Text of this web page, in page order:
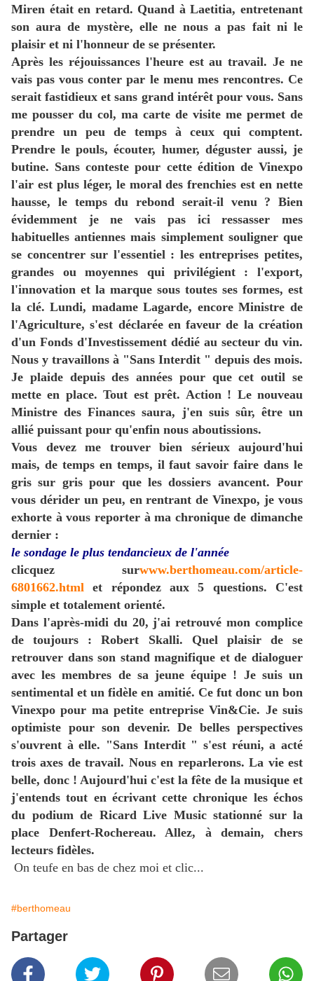
Miren était en retard. Quand à Laetitia, entretenant
son aura de mystère, elle ne nous a pas fait ni le
plaisir et ni l'honneur de se présenter.
Après les réjouissances l'heure est au travail. Je ne
vais pas vous conter par le menu mes rencontres. Ce
serait fastidieux et sans grand intérêt pour vous. Sans
me pousser du col, ma carte de visite me permet de
prendre un peu de temps à ceux qui comptent.
Prendre le pouls, écouter, humer, déguster aussi, je
butine. Sans conteste pour cette édition de Vinexpo
l'air est plus léger, le moral des frenchies est en nette
hausse, le temps du rebond serait-il venu ? Bien
évidemment je ne vais pas ici ressasser mes
habituelles antiennes mais simplement souligner que
se concentrer sur l'essentiel : les entreprises petites,
grandes ou moyennes qui privilégient : l'export,
l'innovation et la marque sous toutes ses formes, est
la clé. Lundi, madame Lagarde, encore Ministre de
l'Agriculture, s'est déclarée en faveur de la création
d'un Fonds d'Investissement dédié au secteur du vin.
Nous y travaillons à "Sans Interdit " depuis des mois.
Je plaide depuis des années pour que cet outil se
mette en place. Tout est prêt. Action ! Le nouveau
Ministre des Finances saura, j'en suis sûr, être un
allié puissant pour qu'enfin nous aboutissions.
Vous devez me trouver bien sérieux aujourd'hui
mais, de temps en temps, il faut savoir faire dans le
gris sur gris pour que les dossiers avancent. Pour
vous dérider un peu, en rentrant de Vinexpo, je vous
exhorte à vous reporter à ma chronique de dimanche
dernier :
le sondage le plus tendancieux de l'année
clicquez surwww.berthomeau.com/article-
6801662.html et répondez aux 5 questions. C'est
simple et totalement orienté.
Dans l'après-midi du 20, j'ai retrouvé mon complice
de toujours : Robert Skalli. Quel plaisir de se
retrouver dans son stand magnifique et de dialoguer
avec les membres de sa jeune équipe ! Je suis un
sentimental et un fidèle en amitié. Ce fut donc un bon
Vinexpo pour ma petite entreprise Vin&Cie. Je suis
optimiste pour son devenir. De belles perspectives
s'ouvrent à elle. "Sans Interdit " s'est réuni, a acté
trois axes de travail. Nous en reparlerons. La vie est
belle, donc ! Aujourd'hui c'est la fête de la musique et
j'entends tout en écrivant cette chronique les échos
du podium de Ricard Live Music stationné sur la
place Denfert-Rochereau. Allez, à demain, chers
lecteurs fidèles.
On teufe en bas de chez moi et clic...
#berthomeau
Partager